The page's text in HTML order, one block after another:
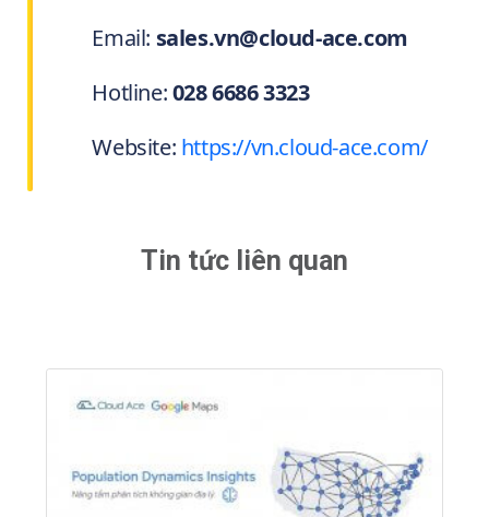
Email: sales.vn@cloud-ace.com
Hotline:028 6686 3323
Website: https://vn.cloud-ace.com/
Tin tức liên quan